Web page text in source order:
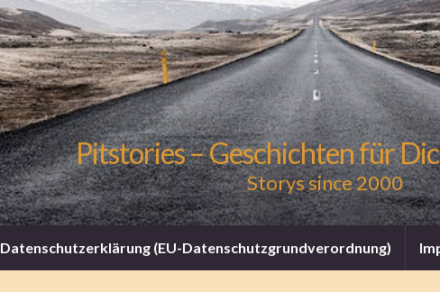
Pitstories – Geschichten für
Storys since 2000
Datenschutzerklärung (EU-Datenschutzgrundverordnung)